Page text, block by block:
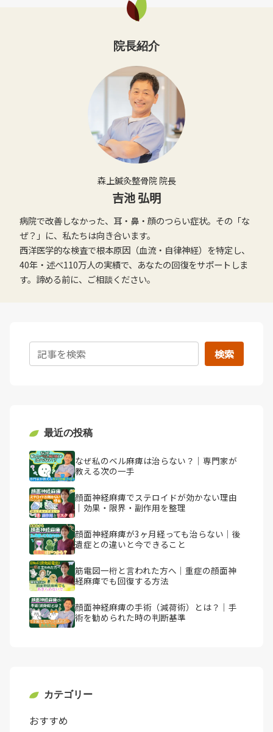
院長紹介
森上鍼灸整骨院 院長
吉池 弘明
病院で改善しなかった、耳・鼻・顔のつらい症状。その「な
ぜ？」に、私たちは向き合います。
西洋医学的な検査で根本原因（血流・自律神経）を特定し、
40年・述べ110万人の実績で、あなたの回復をサポートしま
す。諦める前に、ご相談ください。
検索
最近の投稿
なぜ私のベル麻痺は治らない？｜専門家が
教える次の一手
顔面神経麻痺でステロイドが効かない理由
｜効果・限界・副作用を整理
顔面神経麻痺が3ヶ月経っても治らない｜後
遺症との違いと今できること
筋電図一桁と言われた方へ｜重症の顔面神
経麻痺でも回復する方法
顔面神経麻痺の手術（減荷術）とは？｜手
術を勧められた時の判断基準
カテゴリー
おすすめ